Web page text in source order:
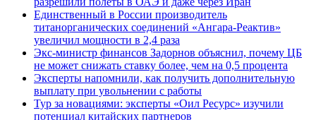
Единственный в России производитель
титанорганических соединений «Ангара-Реактив»
увеличил мощности в 2,4 раза
Экс-министр финансов Задорнов объяснил, почему ЦБ
не может снижать ставку более, чем на 0,5 процента
Эксперты напомнили, как получить дополнительную
выплату при увольнении с работы
Тур за новациями: эксперты «Оил Ресурс» изучили
потенциал китайских партнеров